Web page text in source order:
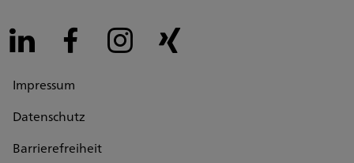
LinkedIn Facebook Instagram
Impressum
Datenschutz
Barrierefreiheit